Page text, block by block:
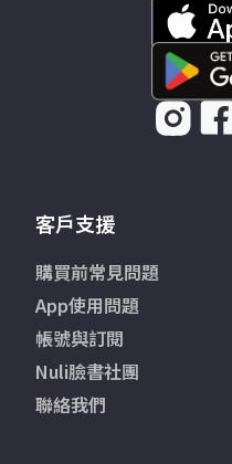
客戶支援
購買前常見問題
App使用問題
帳號與訂閱
Nuli臉書社團
聯絡我們